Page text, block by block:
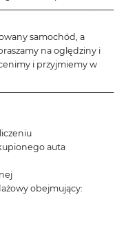
samochód, a
na oględziny i
i przyjmiemy w
auta
obejmujący: